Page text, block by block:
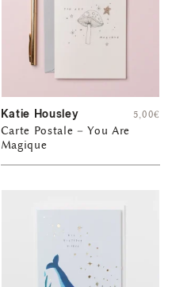
Katie Housley
Carte Postale – You Are
Magique
5,00€